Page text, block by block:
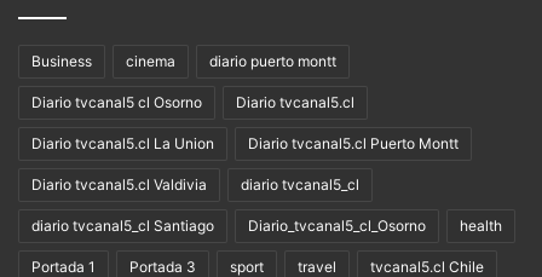
Business cinema diario puerto montt
Diario tvcanal5 cl Osorno Diario tvcanal5.cl
Diario tvcanal5.cl La Union Diario tvcanal5.cl Puerto Montt
Diario tvcanal5.cl Valdivia diario tvcanal5_cl
diario tvcanal5_cl Santiago Diario_tvcanal5_cl_Osorno health
Portada 1 Portada 3 sport travel tvcanal5.cl Chile